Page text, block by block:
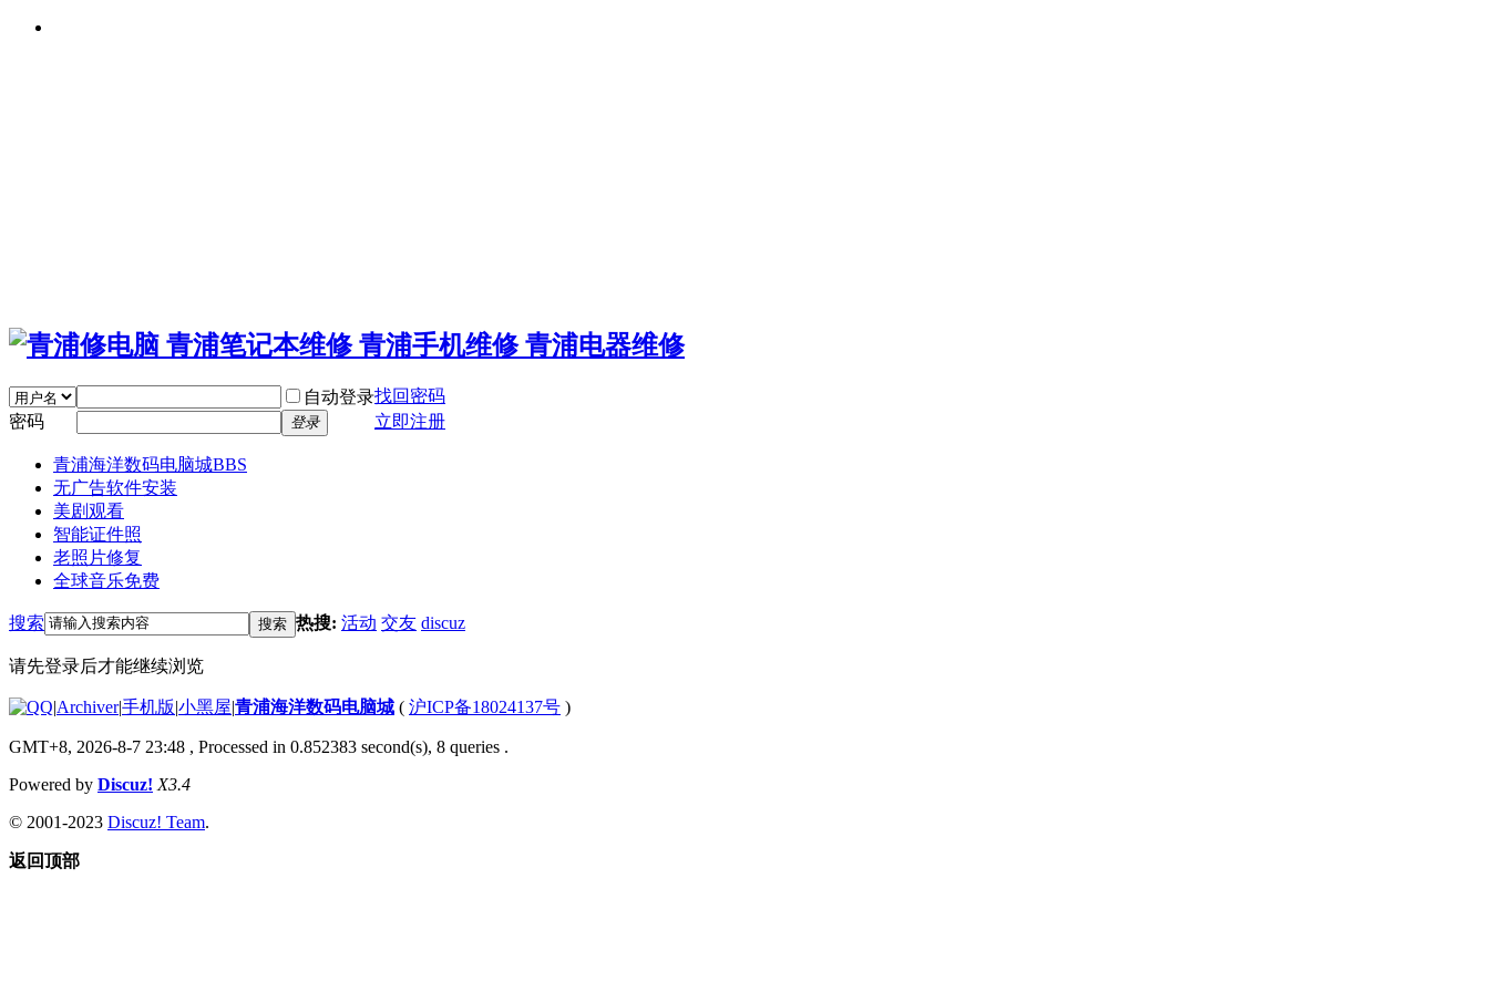
自动登录找回密码
密码
登录 立即注册
青浦海洋数码电脑城BBS
无广告软件安装
美剧观看
智能证件照
老照片修复
全球音乐免费
搜索 搜索 热搜: 活动 交友 discuz
请先登录后才能继续浏览
|Archiver|手机版|小黑屋|青浦海洋数码电脑城 ( 沪ICP备18024137号 )
GMT+8, 2026-8-7 23:48 , Processed in 0.852383 second(s), 8 queries .
Powered by Discuz! X3.4
© 2001-2023 Discuz! Team.
返回顶部